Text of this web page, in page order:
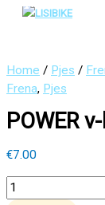
Skip
Menu
Home / Pjes /
Frena, Pjes
POWER
€7.00
POWER
alu
quantity